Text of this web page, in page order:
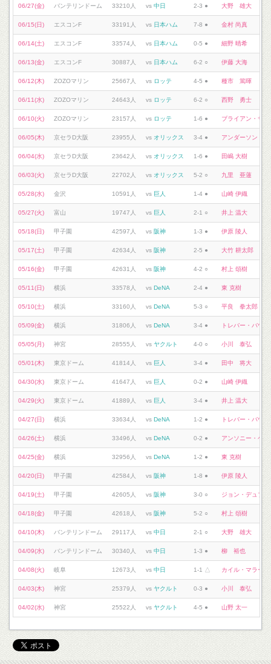
06/27(金) バンテリンドーム 33210人 vs 中日 2-3 ● 大野 雄大
06/15(日) エスコンF 33191人 vs 日本ハム 7-8 ● 金村 尚真
06/14(土) エスコンF 33574人 vs 日本ハム 0-5 ● 細野 晴希
06/13(金) エスコンF 30887人 vs 日本ハム 6-2 ○ 伊藤 大海
06/12(木) ZOZOマリン 25667人 vs ロッテ 4-5 ● 種市 篤暉
06/11(水) ZOZOマリン 24643人 vs ロッテ 6-2 ○ 西野 勇士
06/10(火) ZOZOマリン 23157人 vs ロッテ 1-6 ● ブライアン・サモ
06/05(木) 京セラD大阪 23955人 vs オリックス 3-4 ● アンダーソン・
06/04(水) 京セラD大阪 23642人 vs オリックス 1-6 ● 田嶋 大樹
06/03(火) 京セラD大阪 22702人 vs オリックス 5-2 ○ 九里 亜蓮
05/28(水) 金沢 10591人 vs 巨人 1-4 ● 山崎 伊織
05/27(火) 富山 19747人 vs 巨人 2-1 ○ 井上 温大
05/18(日) 甲子園 42597人 vs 阪神 1-3 ● 伊原 陵人
05/17(土) 甲子園 42634人 vs 阪神 2-5 ● 大竹 耕太郎
05/16(金) 甲子園 42631人 vs 阪神 4-2 ○ 村上 頌樹
05/11(日) 横浜 33578人 vs DeNA 2-4 ● 東 克樹
05/10(土) 横浜 33160人 vs DeNA 5-3 ○ 平良 拳太郎
05/09(金) 横浜 31806人 vs DeNA 3-4 ● トレバー・バウア
05/05(月) 神宮 28555人 vs ヤクルト 4-0 ○ 小川 泰弘
05/01(木) 東京ドーム 41814人 vs 巨人 3-4 ● 田中 将大
04/30(水) 東京ドーム 41647人 vs 巨人 0-2 ● 山崎 伊織
04/29(火) 東京ドーム 41889人 vs 巨人 3-4 ● 井上 温大
04/27(日) 横浜 33634人 vs DeNA 1-2 ● トレバー・バウア
04/26(土) 横浜 33496人 vs DeNA 0-2 ● アンソニー・ケイ
04/25(金) 横浜 32956人 vs DeNA 1-2 ● 東 克樹
04/20(日) 甲子園 42584人 vs 阪神 1-8 ● 伊原 陵人
04/19(土) 甲子園 42605人 vs 阪神 3-0 ○ ジョン・デュプ
04/18(金) 甲子園 42618人 vs 阪神 5-2 ○ 村上 頌樹
04/10(木) バンテリンドーム 29117人 vs 中日 2-1 ○ 大野 雄大
04/09(水) バンテリンドーム 30340人 vs 中日 1-3 ● 柳 裕也
04/08(火) 岐阜 12673人 vs 中日 1-1 △ カイル・マラー
04/03(木) 神宮 25379人 vs ヤクルト 0-3 ● 小川 泰弘
04/02(水) 神宮 25522人 vs ヤクルト 4-5 ● 山野 太一